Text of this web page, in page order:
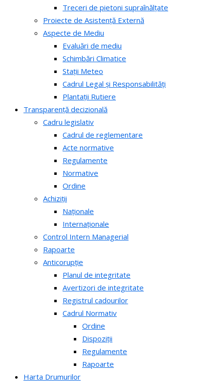
Treceri de pietoni supraînălțate
Proiecte de Asistență Externă
Aspecte de Mediu
Evaluări de mediu
Schimbări Climatice
Stații Meteo
Cadrul Legal și Responsabilități
Plantații Rutiere
Transparență decizională
Cadru legislativ
Cadrul de reglementare
Acte normative
Regulamente
Normative
Ordine
Achiziții
Naționale
Internaționale
Control Intern Managerial
Rapoarte
Anticorupție
Planul de integritate
Avertizori de integritate
Registrul cadourilor
Cadrul Normativ
Ordine
Dispoziții
Regulamente
Rapoarte
Harta Drumurilor